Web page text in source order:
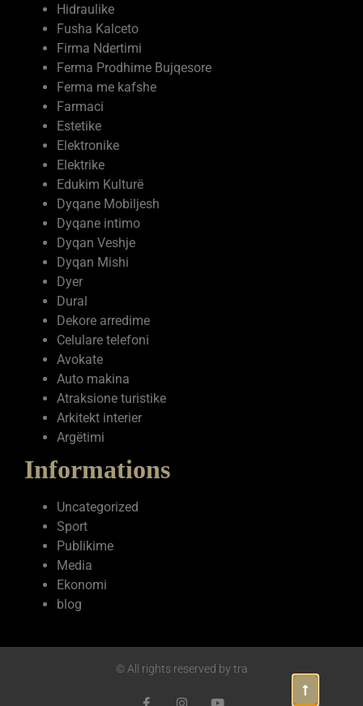
Hidraulike
Fusha Kalceto
Firma Ndertimi
Ferma Prodhime Bujqesore
Ferma me kafshe
Farmaci
Estetike
Elektronike
Elektrike
Edukim Kulturë
Dyqane Mobiljesh
Dyqane intimo
Dyqan Veshje
Dyqan Mishi
Dyer
Dural
Dekore arredime
Celulare telefoni
Avokate
Auto makina
Atraksione turistike
Arkitekt interier
Argëtimi
Informations
Uncategorized
Sport
Publikime
Media
Ekonomi
blog
© All rights reserved by tra